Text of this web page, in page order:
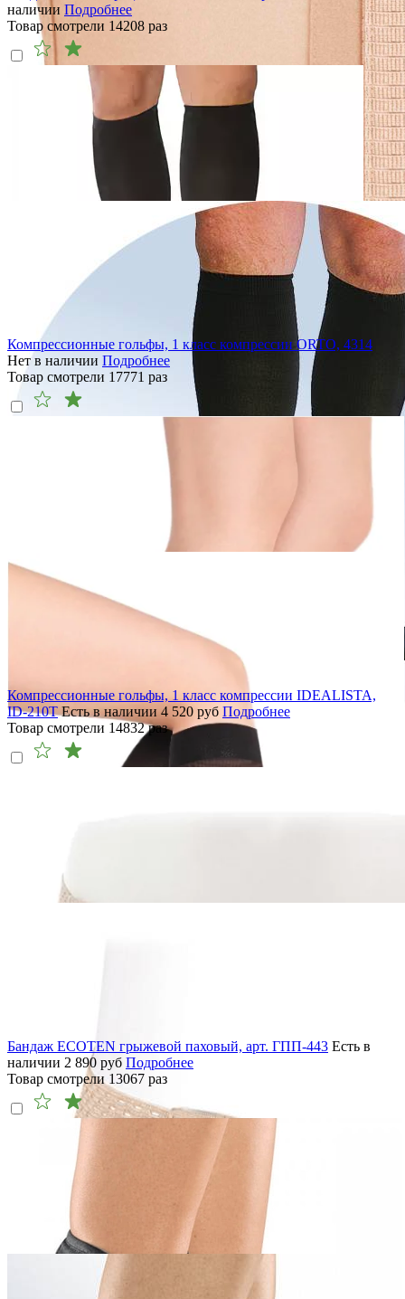
наличии Подробнее
Товар смотрели 14208 раз
Компрессионные гольфы, 1 класс компрессии ORTO, 4314
Нет в наличии Подробнее
Товар смотрели 17771 раз
Компрессионные гольфы, 1 класс компрессии IDEALISTA,
ID-210T Есть в наличии 4 520 руб Подробнее
Товар смотрели 14832раз
Бандаж ECOTEN грыжевой паховый, арт. ГПП-443 Есть в
наличии 2 890 руб Подробнее
Товар смотрели 13067 раз